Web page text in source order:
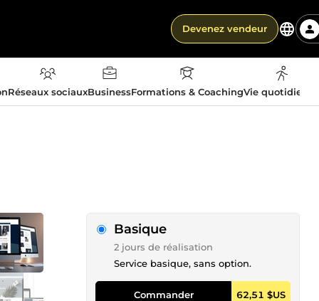
Devenez vendeur
Réseaux sociauxBusinessFormations & CoachingVie
Basique
2 jours de réalisation
Service basique, sans option.
Commander 62,51 $US